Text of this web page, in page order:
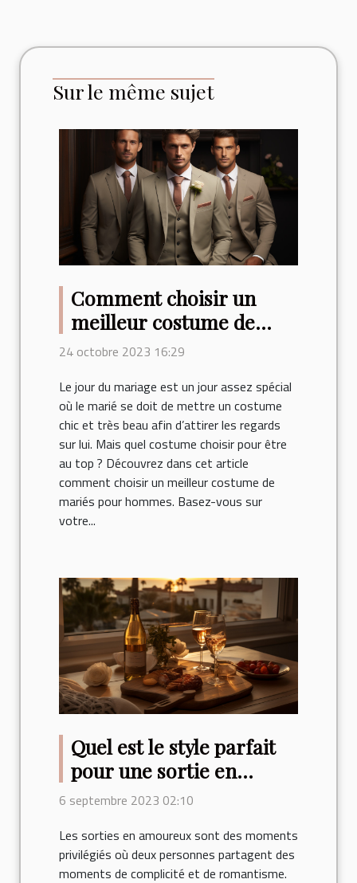
Sur le même sujet
Comment choisir un
meilleur costume de
mariés pour hommes ?
24 octobre 2023 16:29
Le jour du mariage est un jour assez spécial
où le marié se doit de mettre un costume
chic et très beau afin d’attirer les regards
sur lui. Mais quel costume choisir pour être
au top ? Découvrez dans cet article
comment choisir un meilleur costume de
mariés pour hommes. Basez-vous sur
votre...
Quel est le style parfait
pour une sortie en
amoureux ?
6 septembre 2023 02:10
Les sorties en amoureux sont des moments
privilégiés où deux personnes partagent des
moments de complicité et de romantisme.